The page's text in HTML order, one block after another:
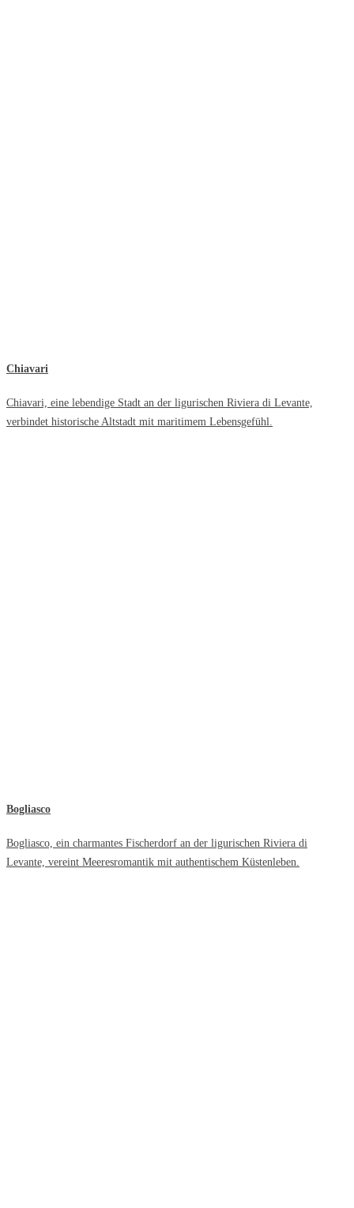
Chiavari
Chiavari, eine lebendige Stadt an der ligurischen Riviera di Levante,
verbindet historische Altstadt mit maritimem Lebensgefühl.
Bogliasco
Bogliasco, ein charmantes Fischerdorf an der ligurischen Riviera di
Levante, vereint Meeresromantik mit authentischem Küstenleben.